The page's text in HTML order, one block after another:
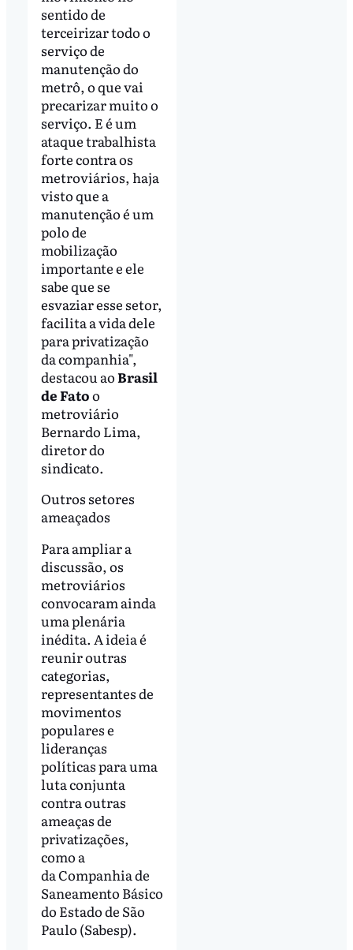
sentido de
terceirizar todo o
serviço de
manutenção do
metrô, o que vai
precarizar muito o
serviço. E é um
ataque trabalhista
forte contra os
metroviários, haja
visto que a
manutenção é um
polo de
mobilização
importante e ele
sabe que se
esvaziar esse setor,
facilita a vida dele
para privatização
da companhia",
destacou aoBrasil
de Fatoo
metroviário
Bernardo Lima,
diretor do
sindicato.
Outros setores
ameaçados
Para ampliar a
discussão, os
metroviários
convocaram ainda
uma plenária
inédita. A ideia é
reunir outras
categorias,
representantes de
movimentos
populares e
lideranças
políticas para uma
luta conjunta
contra outras
ameaças de
privatizações,
como a
da Companhia de
Saneamento Básico
do Estado de São
Paulo (Sabesp).